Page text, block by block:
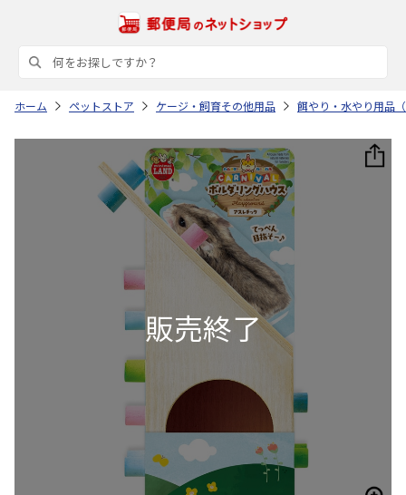
ホーム ペットストア ケージ・飼育その他用品 餌やり・水やり用品